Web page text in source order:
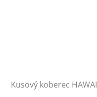
Kusový koberec